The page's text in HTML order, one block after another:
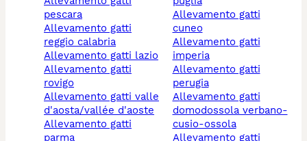
pescara
allevamento gatti
reggio calabria
allevamento gatti lazio
allevamento gatti
rovigo
allevamento gatti valle
d'aosta/vallée d'aoste
allevamento gatti
parma
allevamento gatti
cuneo
allevamento gatti
imperia
allevamento gatti
perugia
allevamento gatti
domodossola verbano-
cusio-ossola
allevamento gatti